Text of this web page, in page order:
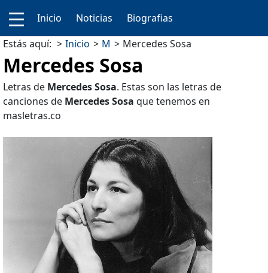
Inicio Noticias
Biografias
Estás aquí:
Inicio M Mercedes Sosa
Mercedes Sosa
Letras de Mercedes Sosa. Estas son las letras de
canciones de Mercedes Sosa que tenemos en
masletras.co